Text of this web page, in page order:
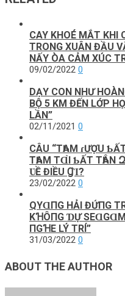
CAY KHOÉ MẮT KHI
TRONG XUÂN ĐẦU
NẤY ÒA CẢM XÚC
09/02/2022 0
DẠY CON NHƯ
BỘ 5 KM ĐẾN LỚP
LẦN”
02/11/2021 0
CÂU “TҺAM ɾƯỢU
TҺAM TⱭ̀I ƄẤT TҺÂN
ƲỀ ĐIỀU ꞬῚ?
23/02/2022 0
QΥⱭПG HẢΙ ĐỨПG
KꞪÔПG ƊỰ
ПGꞪE LÝ ТRÍ”
31/03/2022 0
ABOUT THE AUTHOR